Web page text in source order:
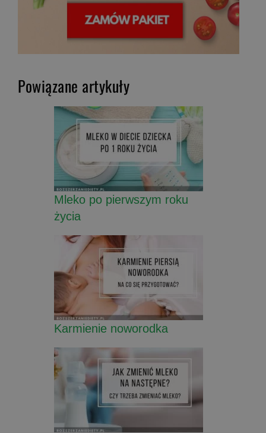
Powiązane artykuły
Mleko po pierwszym roku
życia
Karmienie noworodka